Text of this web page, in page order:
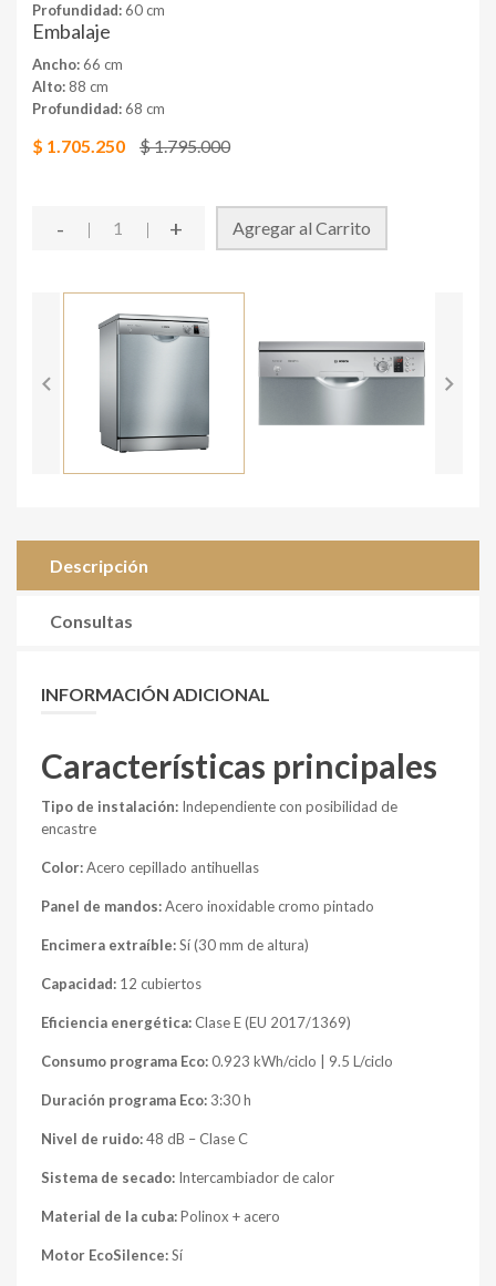
Profundidad:60 cm
Embalaje
Ancho:66 cm
Alto: 88 cm
Profundidad:68 cm
$ 1.705.250 $ 1.795.000
- + Agregar al Carrito
Descripción
Consultas
INFORMACIÓN ADICIONAL
Características principales
Tipo de instalación: Independiente con posibilidad de
encastre
Color:Acero cepillado antihuellas
Panel de mandos:Acero inoxidable cromo pintado
Encimera extraíble:Sí (30 mm de altura)
Capacidad: 12 cubiertos
Eficiencia energética:Clase E (EU 2017/1369)
Consumo programa Eco:0.923 kWh/ciclo | 9.5 L/ciclo
Duración programa Eco: 3:30 h
Nivel de ruido:48 dB – Clase C
Sistema de secado: Intercambiador de calor
Material de la cuba:Polinox + acero
Motor EcoSilence:Sí